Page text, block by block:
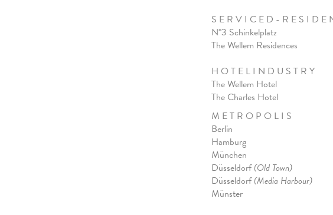
S E R V I C E D - R E S I D E
N°3 Schinkelplatz
The Wellem Residences
H O T E L I N D U S T R Y
The Wellem Hotel
The Charles Hotel
M E T R O P O L I S
Berlin
Hamburg
München
Düsseldorf(Old Town)
Düsseldorf(Media Harbour)
Münster